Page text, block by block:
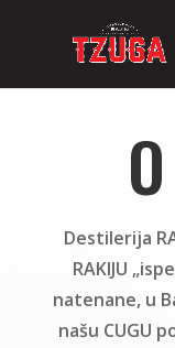
Destilerija
RAKIJU
natenane, u
našu CUGU